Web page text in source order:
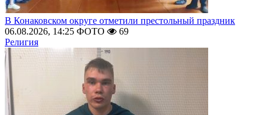
В Конаковском округе отметили престольный праздник
06.08.2026, 14:25 ФОТО
69
Религия